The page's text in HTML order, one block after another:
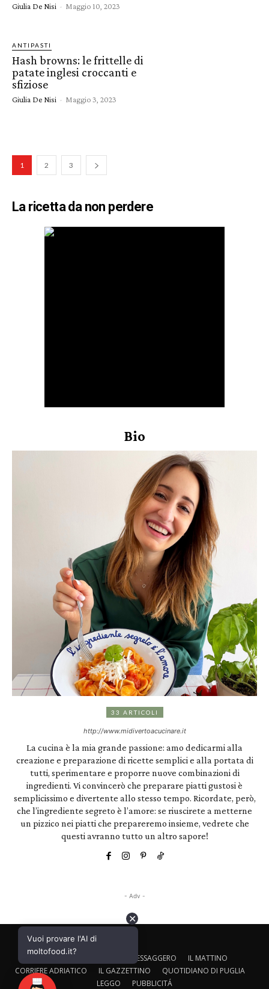
Giulia De Nisi - Maggio 10, 2023
ANTIPASTI
Hash browns: le frittelle di
patate inglesi croccanti e
sfiziose
Giulia De Nisi - Maggio 3, 2023
1 2 3
La ricetta da non perdere
Bio
33 ARTICOLI
http://www.midivertoacucinare.it
La cucina è la mia grande passione: amo dedicarmi alla
creazione e preparazione di ricette semplici e alla portata di
tutti, sperimentare e proporre nuove combinazioni di
ingredienti. Vi convincerò che preparare piatti gustosi è
semplicissimo e divertente allo stesso tempo. Ricordate, però,
che l’ingrediente segreto è l’amore: se riuscirete a metterne
un pizzico nei piatti che prepareremo insieme, vedrete che
questi avranno tutto un altro sapore!
- Adv -
IL MESSAGGERO
IL MATTINO
CORRIERE ADRIATICO
IL GAZZETTINO
QUOTIDIANO DI PUGLIA
LEGGO
PUBBLICITÁ
✕
Vuoi provare l'AI di
moltofood.it?